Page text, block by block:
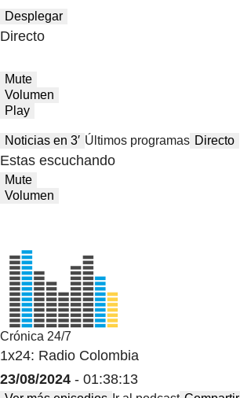
Desplegar
Directo
Mute
Volumen
Play
Noticias en 3′ Últimos programas Directo
Estas escuchando
Mute
Volumen
Crónica 24/7
1x24: Radio Colombia
23/08/2024 - 01:38:13